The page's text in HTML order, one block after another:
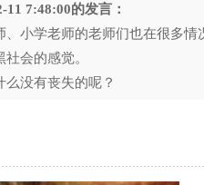
11 7:48:00的发言：
小学老师的老师们也在很多情
会的感觉。
没有丧失的呢？